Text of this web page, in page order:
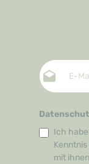
E-Mail-
Ich
mit